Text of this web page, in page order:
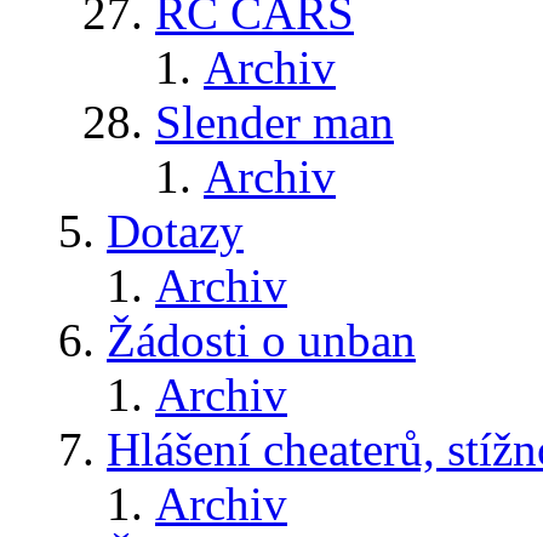
RC CARS
Archiv
Slender man
Archiv
Dotazy
Archiv
Žádosti o unban
Archiv
Hlášení cheaterů,
Archiv